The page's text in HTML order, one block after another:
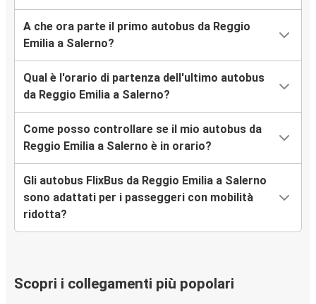
A che ora parte il primo autobus da Reggio
Emilia a Salerno?
Qual è l'orario di partenza dell'ultimo autobus
da Reggio Emilia a Salerno?
Come posso controllare se il mio autobus da
Reggio Emilia a Salerno è in orario?
Gli autobus FlixBus da Reggio Emilia a Salerno
sono adattati per i passeggeri con mobilità
ridotta?
Scopri i collegamenti più popolari